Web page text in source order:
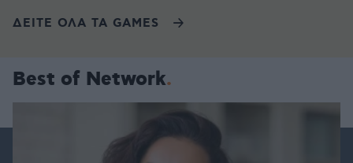
ΔΕΙΤΕ ΟΛΑ ΤΑ GAMES
Best of Network